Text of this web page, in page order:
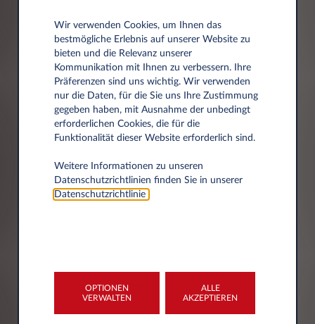
Adressdaten
Postleitzahl*
DATENSCHUTZERKLÄRUNG
Ihre personenbezogenen Daten werden von
Wir verwenden Cookies, um Ihnen das
bestmögliche Erlebnis auf unserer Website zu
bieten und die Relevanz unserer
Kommunikation mit Ihnen zu verbessern. Ihre
Präferenzen sind uns wichtig. Wir verwenden
nur die Daten, für die Sie uns Ihre Zustimmung
gegeben haben, mit Ausnahme der unbedingt
erforderlichen Cookies, die für die
Funktionalität dieser Website erforderlich sind.
Weitere Informationen zu unseren
Datenschutzrichtlinien finden Sie in unserer
Datenschutzrichtlinie
OPTIONEN
VERWALTEN
ALLE
AKZEPTIEREN